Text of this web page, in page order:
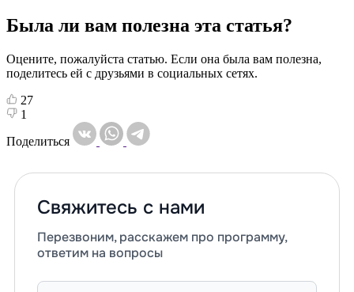
Была ли вам полезна эта статья?
Оцените, пожалуйста статью. Если она была вам полезна,
поделитесь ей с друзьями в социальных сетях.
27
1
Поделиться
Свяжитесь с нами
Перезвоним, расскажем про программу,
ответим на вопросы